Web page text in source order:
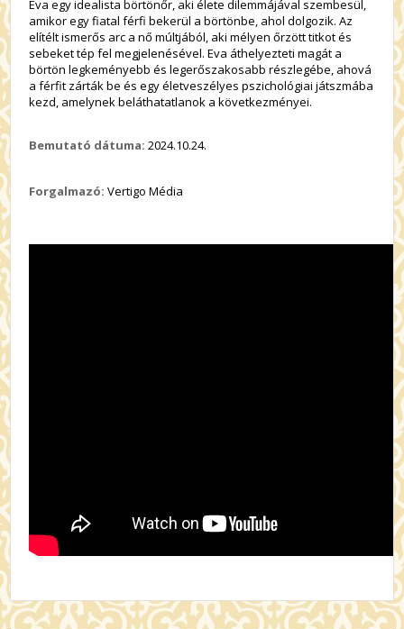
Eva egy idealista börtönőr, aki élete dilemmájával szembesül,
amikor egy fiatal férfi bekerül a börtönbe, ahol dolgozik. Az
elítélt ismerős arc a nő múltjából, aki mélyen őrzött titkot és
sebeket tép fel megjelenésével. Eva áthelyezteti magát a
börtön legkeményebb és legerőszakosabb részlegébe, ahová
a férfit zárták be és egy életveszélyes pszichológiai játszmába
kezd, amelynek beláthatatlanok a következményei.
Bemutató dátuma: 2024.10.24.
Forgalmazó: Vertigo Média